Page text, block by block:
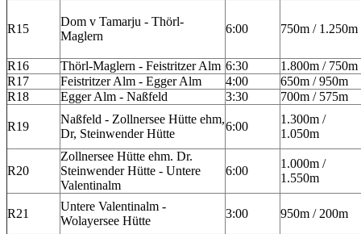
R15
Dom v Tamarju - Thörl-
Maglern
6:00 750m / 1.250m
R16 Thörl-Maglern - Feistritzer Alm 6:30
1.800m / 750m
R17
Feistritzer Alm - Egger Alm 4:00
650m / 950m
R18
Egger Alm - Naßfeld 3:30 700m / 575m
R19
Naßfeld - Zollnersee Hütte ehm,
Dr, Steinwender Hütte
6:00
1.300m /
1.050m
R20
Zollnersee Hütte ehm. Dr.
Steinwender Hütte - Untere
Valentinalm
6:00
1.000m /
1.550m
R21
Untere Valentinalm -
Wolayersee Hütte
3:00 950m / 200m